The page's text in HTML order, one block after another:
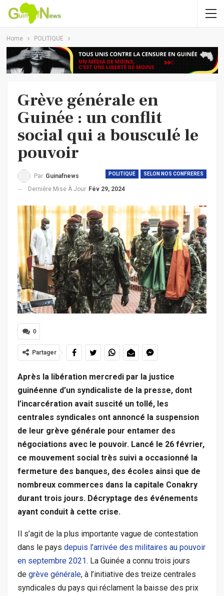
Home POLITIQUE
Grève générale en
Guinée : un conflit
social qui a bousculé le
pouvoir
POLITIQUE SELON NOS CONFRERES
Par Guinafnews
Dernière Mise À Jour Fév 29, 2024
0
Partager
Après la libération mercredi par la justice
guinéenne d’un syndicaliste de la presse, dont
l’incarcération avait suscité un tollé, les
centrales syndicales ont annoncé la suspension
de leur grève générale pour entamer des
négociations avec le pouvoir. Lancé le 26 février,
ce mouvement social très suivi a occasionné la
fermeture des banques, des écoles ainsi que de
nombreux commerces dans la capitale Conakry
durant trois jours. Décryptage des événements
ayant conduit à cette crise.
Il s’agit de la plus importante vague de contestation
dans le pays depuis l’arrivée des militaires au pouvoir
en septembre 2021. La Guinée a connu trois jours
de grève générale, à l’initiative des treize centrales
syndicales du pays qui réclament la baisse des prix